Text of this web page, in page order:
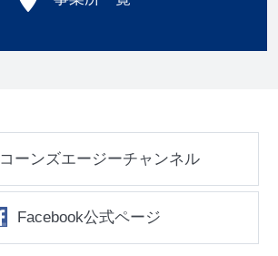
コーンズエージーチャンネル
Facebook公式ページ